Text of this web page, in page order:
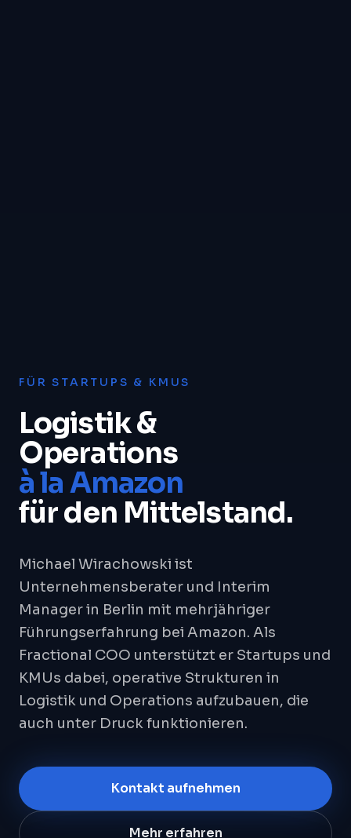
FÜR STARTUPS & KMUS
Logistik &
Operations
à la Amazon
für den Mittelstand.
Michael Wirachowski ist
Unternehmensberater und Interim
Manager in Berlin mit mehrjähriger
Führungserfahrung bei Amazon. Als
Fractional COO unterstützt er Startups und
KMUs dabei, operative Strukturen in
Logistik und Operations aufzubauen, die
auch unter Druck funktionieren.
Kontakt aufnehmen
Mehr erfahren